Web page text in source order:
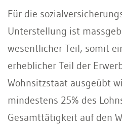
Für die
Unterstellung ist
wesentlicher Teil, somit
erheblicher Teil der
Wohnsitzstaat ausgeübt
mindestens 25% des
Gesamttätigkeit auf den